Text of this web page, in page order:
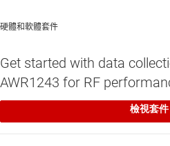
TPS796 具有啟用功能的 1-A、低壓
TPS7A8101-Q1— 具有啟用功能的汽車
TPS7A88—1-A、低雜訊、高 PSRR、
硬體和軟體套件
Get started with data
AWR1243 for RF
檢視套件